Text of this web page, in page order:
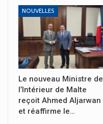
NOUVELLES
Le nouveau Ministre de
l’Intérieur de Malte
reçoit Ahmed Aljarwan
et réaffirme le…